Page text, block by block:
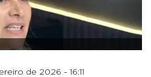
de 2026 - 16:11